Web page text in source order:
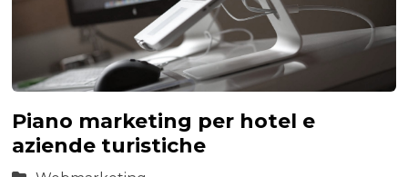
Piano marketing per hotel e
aziende turistiche